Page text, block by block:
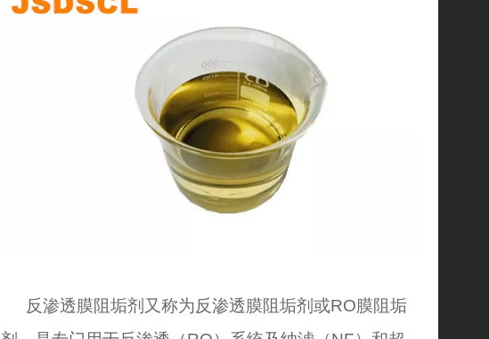
反渗透膜阻垢剂 又称为反渗透膜阻垢剂或RO膜阻垢